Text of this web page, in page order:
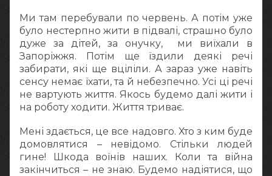
Ми там перебували по червень. А потім уже
було нестерпно жити в підвалі, страшно було
дуже за дітей, за онучку, ми виїхали в
Запоріжжя. Потім ще їздили деякі речі
забирати, які ще вціліли. А зараз уже навіть
сенсу немає їхати, та й небезпечно. Усі ці речі
не вартують життя. Якось будемо далі жити і
на роботу ходити. Життя триває.
Мені здається, це все надовго. Хто з ким буде
домовлятися – невідомо. Стільки людей
гине! Шкода воїнів наших. Коли та війна
закінчиться – не знаю. Будемо надіятися, що